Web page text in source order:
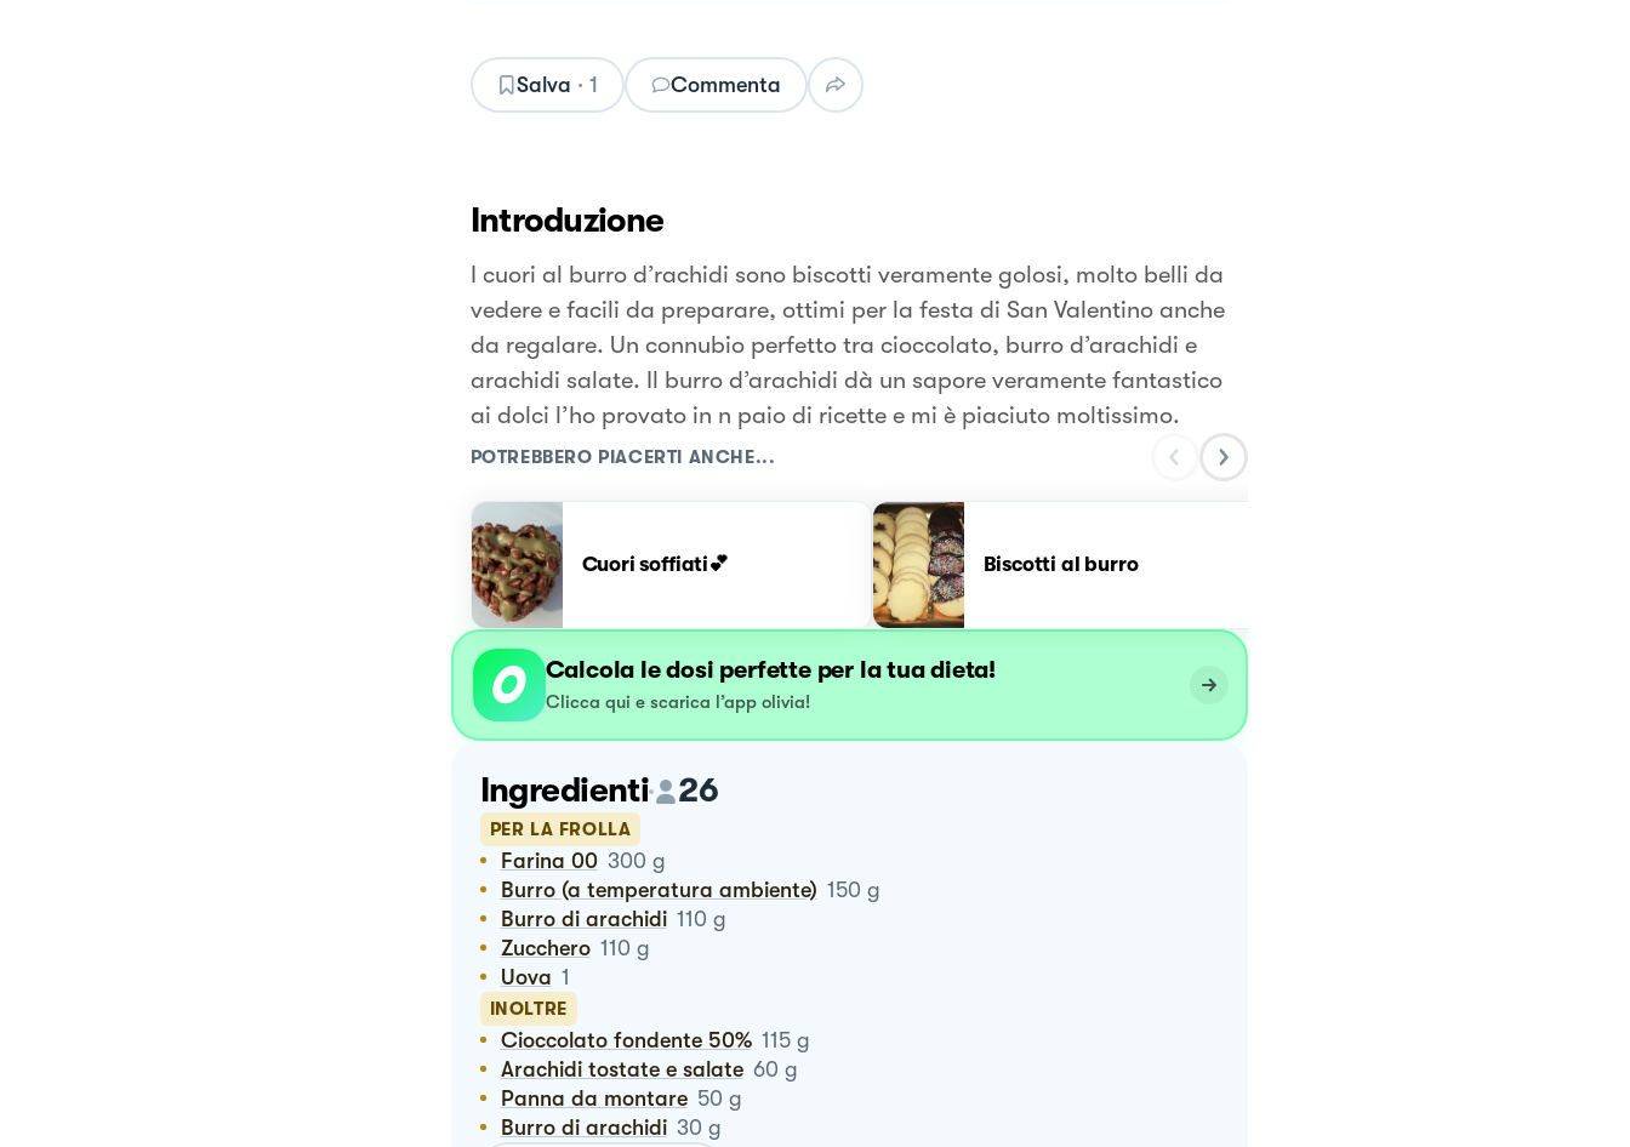
Salva · 1 Commenta
Introduzione
I cuori al burro d’rachidi sono biscotti veramente golosi, molto belli da
vedere e facili da preparare, ottimi per la festa di San Valentino anche
da regalare. Un connubio perfetto tra cioccolato, burro d’arachidi e
arachidi salate. Il burro d’arachidi dà un sapore veramente fantastico
ai dolci l’ho provato in n paio di ricette e mi è piaciuto moltissimo.
POTREBBERO PIACERTI ANCHE...
Cuori soffiati💕 Biscotti al burro
Calcola le dosi perfette per la tua dieta!
Clicca qui e scarica l’app olivia!
Ingredienti 26
PER LA FROLLA
Farina 00 300 g
Burro (a temperatura ambiente) 150 g
Burro di arachidi 110 g
Zucchero 110 g
Uova 1
INOLTRE
Cioccolato fondente 50% 115 g
Arachidi tostate e salate 60 g
Panna da montare 50 g
Burro di arachidi 30 g